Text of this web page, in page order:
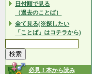
日付順で見る
（過去のことば）
全て見る(※探したい
「ことば」はコチラから)
必見！本から読み